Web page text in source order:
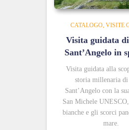
CATALOGO VISITE
Visita guidata
Sant’Angelo in
Visita guidata alla
storia millenaria
Sant’Angelo con la
San Michele UNESCO,
bianche e gli scorci
mare.